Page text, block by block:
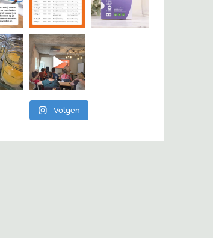
Volgen